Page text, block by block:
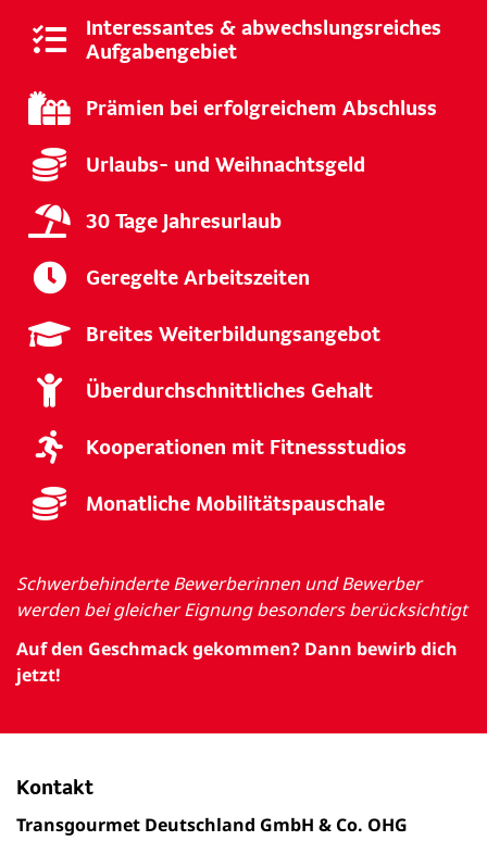
Interessantes & abwechslungsreiches
Aufgabengebiet
Prämien bei erfolgreichem Abschluss
Urlaubs- und Weihnachtsgeld
30 Tage Jahresurlaub
Geregelte Arbeitszeiten
Breites Weiterbildungsangebot
Überdurchschnittliches Gehalt
Kooperationen mit Fitnessstudios
Monatliche Mobilitätspauschale
Schwerbehinderte Bewerberinnen und Bewerber
werden bei gleicher Eignung besonders berücksichtigt
Auf den Geschmack gekommen? Dann bewirb dich
jetzt!
Kontakt
Transgourmet Deutschland GmbH & Co. OHG